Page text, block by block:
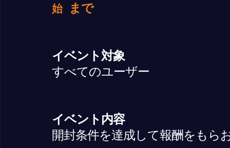
始まで
イベント対象
すべてのユーザー
イベント内容
開封条件を達成して報酬をもら